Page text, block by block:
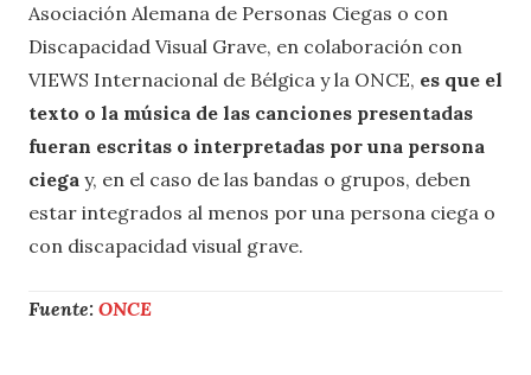
Asociación Alemana de Personas Ciegas o con
Discapacidad Visual Grave, en colaboración con
VIEWS Internacional de Bélgica y la ONCE, es que el
texto o la música de las canciones presentadas
fueran escritas o interpretadas por una persona
ciega y, en el caso de las bandas o grupos, deben
estar integrados al menos por una persona ciega o
con discapacidad visual grave.
Fuente: ONCE